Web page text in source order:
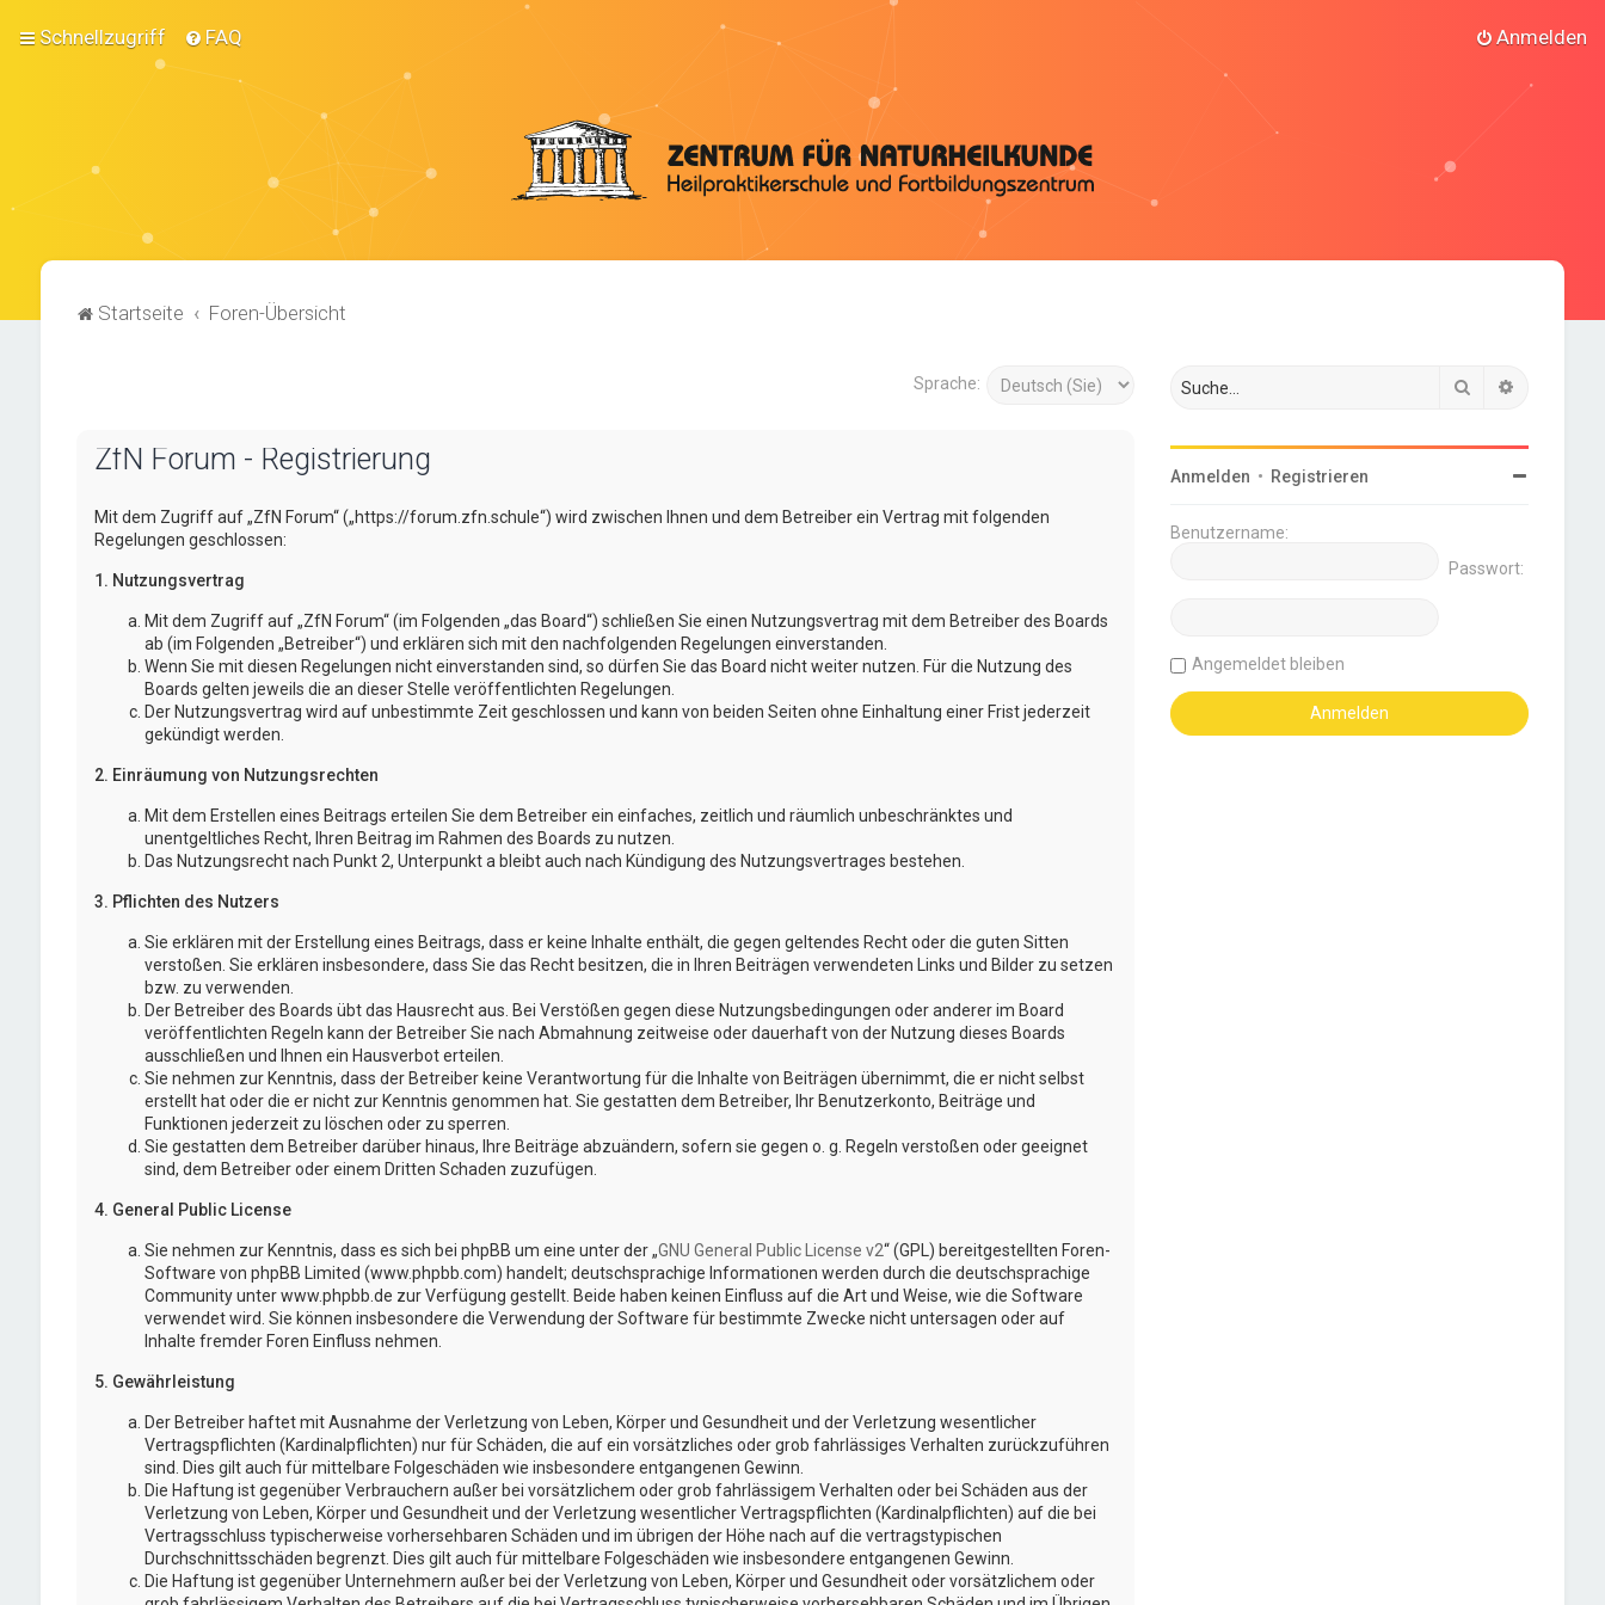
Schnellzugriff FAQ Anmelden
Startseite Foren-Übersicht
Sprache:
ZfN Forum - Registrierung
Mit dem Zugriff auf „ZfN Forum“ („https://forum.zfn.schule“) wird zwischen Ihnen und dem Betreiber ein Vertrag mit folgenden
Regelungen geschlossen:
1. Nutzungsvertrag
Mit dem Zugriff auf „ZfN Forum“ (im Folgenden „das Board“) schließen Sie einen Nutzungsvertrag mit dem Betreiber des Boards
ab (im Folgenden „Betreiber“) und erklären sich mit den nachfolgenden Regelungen einverstanden.
Wenn Sie mit diesen Regelungen nicht einverstanden sind, so dürfen Sie das Board nicht weiter nutzen. Für die Nutzung des
Boards gelten jeweils die an dieser Stelle veröffentlichten Regelungen.
Der Nutzungsvertrag wird auf unbestimmte Zeit geschlossen und kann von beiden Seiten ohne Einhaltung einer Frist jederzeit
gekündigt werden.
2. Einräumung von Nutzungsrechten
Mit dem Erstellen eines Beitrags erteilen Sie dem Betreiber ein einfaches, zeitlich und räumlich unbeschränktes und
unentgeltliches Recht, Ihren Beitrag im Rahmen des Boards zu nutzen.
Das Nutzungsrecht nach Punkt 2, Unterpunkt a bleibt auch nach Kündigung des Nutzungsvertrages bestehen.
3. Pflichten des Nutzers
Sie erklären mit der Erstellung eines Beitrags, dass er keine Inhalte enthält, die gegen geltendes Recht oder die guten Sitten
verstoßen. Sie erklären insbesondere, dass Sie das Recht besitzen, die in Ihren Beiträgen verwendeten Links und Bilder zu setzen
bzw. zu verwenden.
Der Betreiber des Boards übt das Hausrecht aus. Bei Verstößen gegen diese Nutzungsbedingungen oder anderer im Board
veröffentlichten Regeln kann der Betreiber Sie nach Abmahnung zeitweise oder dauerhaft von der Nutzung dieses Boards
ausschließen und Ihnen ein Hausverbot erteilen.
Sie nehmen zur Kenntnis, dass der Betreiber keine Verantwortung für die Inhalte von Beiträgen übernimmt, die er nicht selbst
erstellt hat oder die er nicht zur Kenntnis genommen hat. Sie gestatten dem Betreiber, Ihr Benutzerkonto, Beiträge und
Funktionen jederzeit zu löschen oder zu sperren.
Sie gestatten dem Betreiber darüber hinaus, Ihre Beiträge abzuändern, sofern sie gegen o. g. Regeln verstoßen oder geeignet
sind, dem Betreiber oder einem Dritten Schaden zuzufügen.
4. General Public License
Sie nehmen zur Kenntnis, dass es sich bei phpBB um eine unter der „GNU General Public License v2“ (GPL) bereitgestellten Foren-
Software von phpBB Limited (www.phpbb.com) handelt; deutschsprachige Informationen werden durch die deutschsprachige
Community unter www.phpbb.de zur Verfügung gestellt. Beide haben keinen Einfluss auf die Art und Weise, wie die Software
verwendet wird. Sie können insbesondere die Verwendung der Software für bestimmte Zwecke nicht untersagen oder auf
Inhalte fremder Foren Einfluss nehmen.
5. Gewährleistung
Der Betreiber haftet mit Ausnahme der Verletzung von Leben, Körper und Gesundheit und der Verletzung wesentlicher
Vertragspflichten (Kardinalpflichten) nur für Schäden, die auf ein vorsätzliches oder grob fahrlässiges Verhalten zurückzuführen
sind. Dies gilt auch für mittelbare Folgeschäden wie insbesondere entgangenen Gewinn.
Die Haftung ist gegenüber Verbrauchern außer bei vorsätzlichem oder grob fahrlässigem Verhalten oder bei Schäden aus der
Verletzung von Leben, Körper und Gesundheit und der Verletzung wesentlicher Vertragspflichten (Kardinalpflichten) auf die bei
Vertragsschluss typischerweise vorhersehbaren Schäden und im übrigen der Höhe nach auf die vertragstypischen
Durchschnittsschäden begrenzt. Dies gilt auch für mittelbare Folgeschäden wie insbesondere entgangenen Gewinn.
Die Haftung ist gegenüber Unternehmern außer bei der Verletzung von Leben, Körper und Gesundheit oder vorsätzlichem oder
Suche
Anmelden • Registrieren
Benutzername:
Passwort:
Angemeldet bleiben